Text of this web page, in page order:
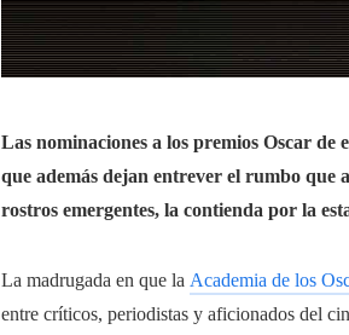
Las nominaciones a los premios Oscar de
que además dejan entrever el rumbo que
rostros emergentes, la contienda por la
La madrugada en que la Academia de los
entre críticos, periodistas y aficionados del